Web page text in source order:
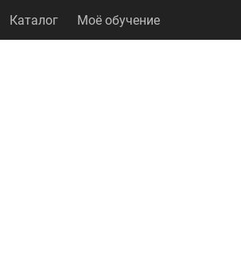
Каталог Моё обучение